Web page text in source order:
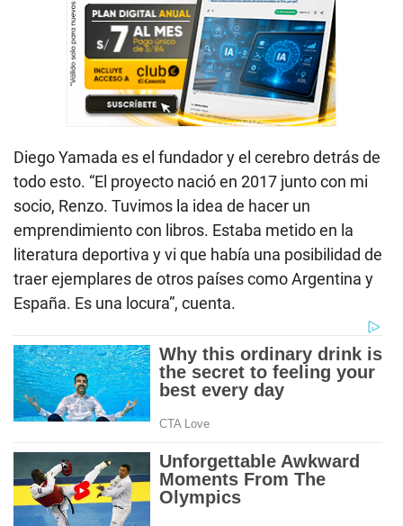
Diego Yamada es el fundador y el cerebro detrás de
todo esto. “El proyecto nació en 2017 junto con mi
socio, Renzo. Tuvimos la idea de hacer un
emprendimiento con libros. Estaba metido en la
literatura deportiva y vi que había una posibilidad de
traer ejemplares de otros países como Argentina y
España. Es una locura”, cuenta.